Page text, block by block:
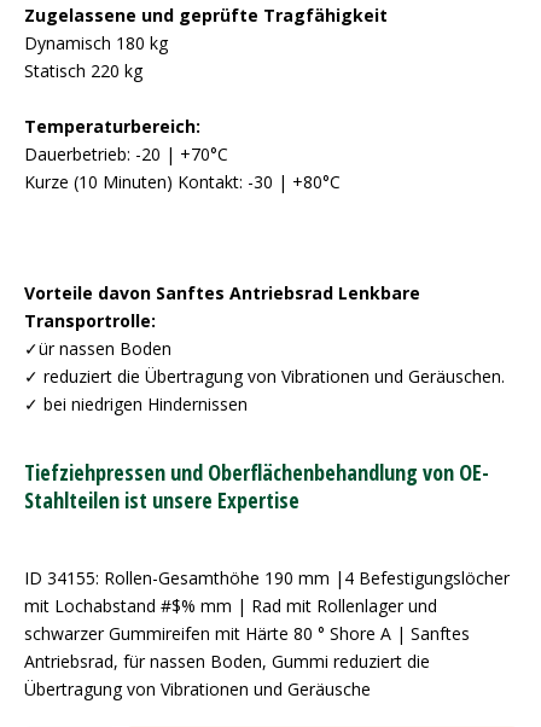
Zugelassene und geprüfte Tragfähigkeit
Dynamisch 180 kg
Statisch 220 kg
Temperaturbereich:
Dauerbetrieb: -20 | +70°C
Kurze (10 Minuten) Kontakt: -30 | +80°C
Vorteile davon Sanftes Antriebsrad Lenkbare
Transportrolle:
✓ür nassen Boden
✓ reduziert die Übertragung von Vibrationen und Geräuschen.
✓ bei niedrigen Hindernissen
Tiefziehpressen und Oberflächenbehandlung von OE-
Stahlteilen ist unsere Expertise
ID 34155: Rollen-Gesamthöhe 190 mm |4 Befestigungslöcher
mit Lochabstand #$% mm | Rad mit Rollenlager und
schwarzer Gummireifen mit Härte 80 ° Shore A | Sanftes
Antriebsrad, für nassen Boden, Gummi reduziert die
Übertragung von Vibrationen und Geräusche